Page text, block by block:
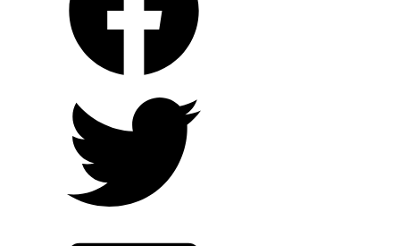
Giải Pháp Organic Carbon Cho Khu
Xử Lý Nước Thải _Nhà Máy Chế Biến
Sữa, Trường Thọ – Thủ Đức – TP. Hồ